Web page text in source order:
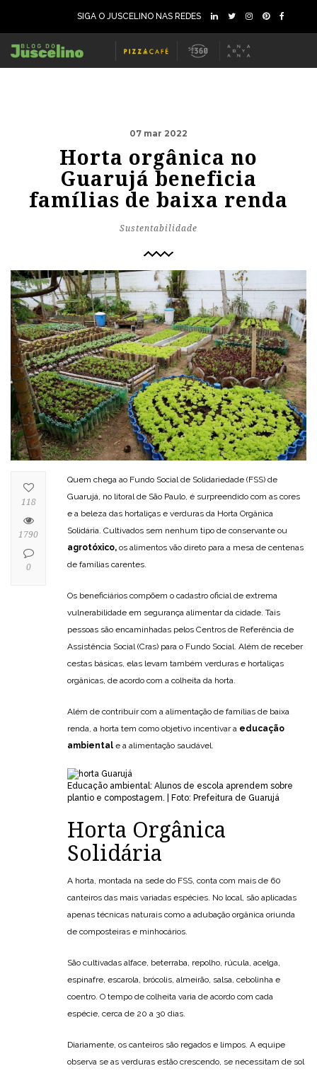
SIGA O JUSCELINO NAS REDES
07 mar 2022
Horta orgânica no
Guarujá beneficia
famílias de baixa renda
Sustentabilidade
Quem chega ao Fundo Social de Solidariedade (FSS) de
Guarujá, no litoral de São Paulo, é surpreendido com as cores
e a beleza das hortaliças e verduras da Horta Orgânica
Solidária. Cultivados sem nenhum tipo de conservante ou
agrotóxico, os alimentos vão direto para a mesa de centenas
de famílias carentes.
Os beneficiários compõem o cadastro oficial de extrema
vulnerabilidade em segurança alimentar da cidade. Tais
pessoas são encaminhadas pelos Centros de Referência de
Assistência Social (Cras) para o Fundo Social. Além de receber
cestas básicas, elas levam também verduras e hortaliças
orgânicas, de acordo com a colheita da horta.
Além de contribuir com a alimentação de famílias de baixa
renda, a horta tem como objetivo incentivar a educação
ambiental e a alimentação saudável.
Educação ambiental: Alunos de escola aprendem sobre
plantio e compostagem. | Foto: Prefeitura de Guarujá
Horta Orgânica
Solidária
A horta, montada na sede do FSS, conta com mais de 60
canteiros das mais variadas espécies. No local, são aplicadas
apenas técnicas naturais como a adubação orgânica oriunda
de composteiras e minhocários.
São cultivadas alface, beterraba, repolho, rúcula, acelga,
espinafre, escarola, brócolis, almeirão, salsa, cebolinha e
coentro. O tempo de colheita varia de acordo com cada
espécie, cerca de 20 a 30 dias.
Diariamente, os canteiros são regados e limpos. A equipe
observa se as verduras estão crescendo, se necessitam de sol
118
1790
0